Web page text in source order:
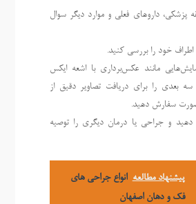
پزشکی، داروهای فعلی و موارد دیگر سوال
خود را بررسی کنید.
مانند عکس‌برداری با اشعه ایکس
بعدی را برای دریافت تصاویر دقیق از
سفارش دهید.
و جراحی یا درمان دیگری را توصیه
پیشنهاد مطالعه انواع جراحی های
فک و دهان اصفهان